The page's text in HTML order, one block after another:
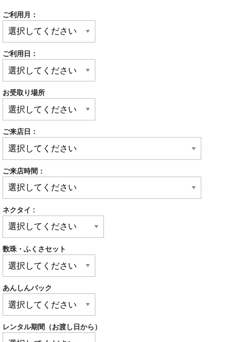
ご利用月：
ご利用日：
お受取り場所
ご来店日：
ご来店時間：
ネクタイ :
数珠・ふくさセット
あんしんパック
レンタル期間（お渡し日から）